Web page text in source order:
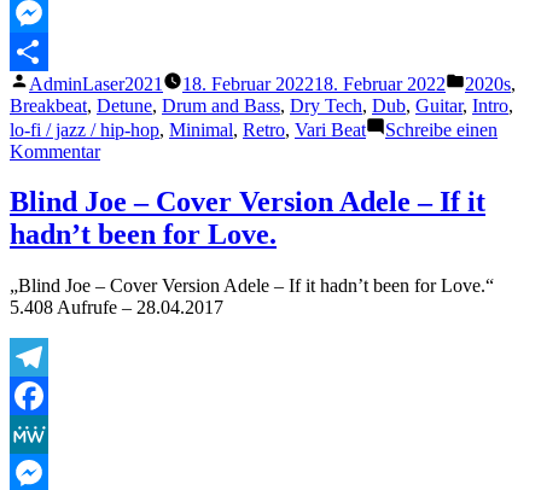
MeWe
Messenger
Teilen
Veröffentlicht
von
AdminLaser2021 18. Februar 202218. Februar 2022
unter
2020s,
Breakbeat, Detune, Drum and Bass, Dry Tech, Dub, Guitar, Intro,
lo-fi / jazz / hip-hop, Minimal, Retro, Vari Beat
Schreibe einen
Kommentarzu
–
KURT
Blind Joe – Cover Version Adele – If it
hadn’t been for Love.
„Blind Joe – Cover Version Adele – If it hadn’t been for Love.“
5.408 Aufrufe – 28.04.2017
Telegram
Facebook
MeWe